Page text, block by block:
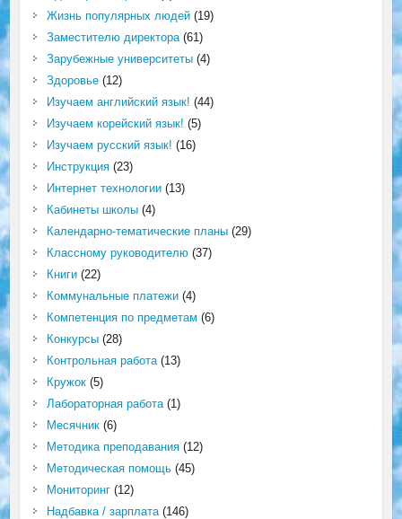
Жизнь популярных людей(19)
Заместителю директора(61)
Зарубежные университеты(4)
Здоровье(12)
Изучаем английский язык! (44)
Изучаем корейский язык! (5)
Изучаем русский язык! (16)
Инструкция(23)
Интернет технологии(13)
Кабинеты школы(4)
Календарно-тематические планы(29)
Классному руководителю(37)
Книги(22)
Коммунальные платежи(4)
Компетенция по предметам (6)
Конкурсы(28)
Контрольная работа(13)
Кружок(5)
Лабораторная работа(1)
Месячник(6)
Методика преподавания(12)
Методическая помощь(45)
Мониторинг(12)
Надбавка / зарплата(146)